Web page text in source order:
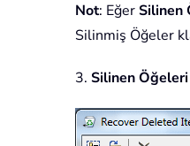
Not: EğerSilinen
Silinmiş Öğeler
3. Silinen